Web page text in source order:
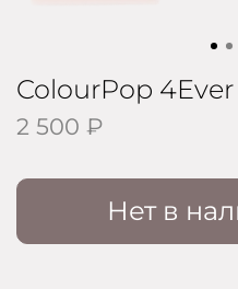
ColourPop
2 500 ₽
Нет в